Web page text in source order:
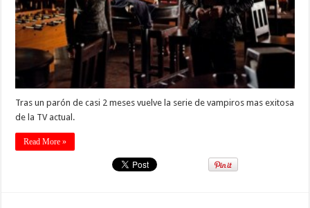
Tras un parón de casi 2 meses vuelve la serie de vampiros mas exitosa
de la TV actual.
Read More »